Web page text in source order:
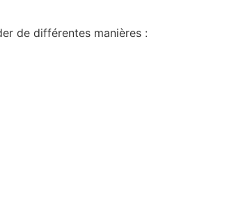
de différentes manières :